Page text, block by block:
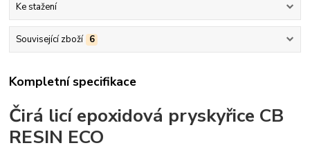
Ke stažení
Související zboží 6
Kompletní specifikace
Čirá licí epoxidová pryskyřice CB
RESIN ECO